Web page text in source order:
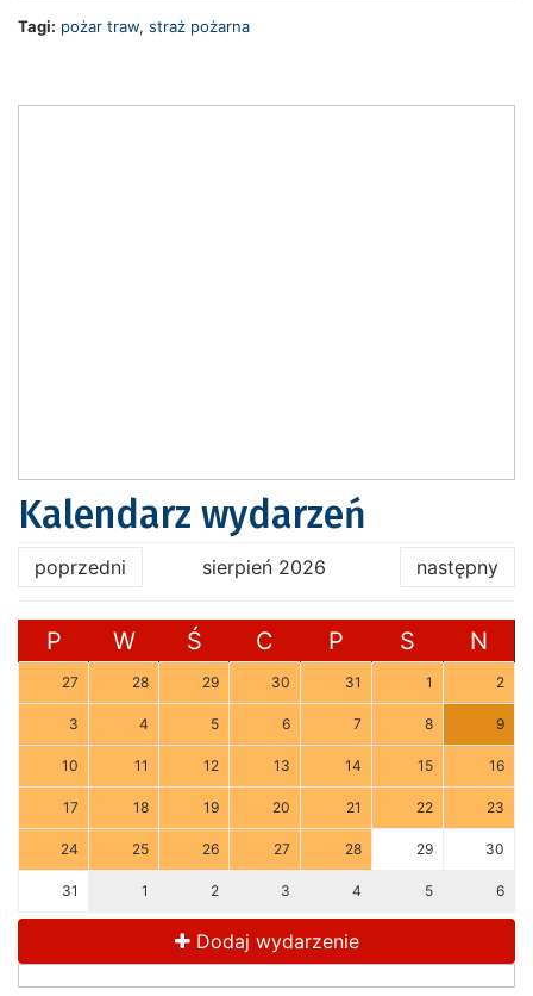
Tagi: pożar traw, straż pożarna
Kalendarz wydarzeń
poprzedni sierpień 2026 następny
P W Ś C P S N
27 28 29 30 31 1 2
3 4 5 6 7 8 9
10 11 12 13 14 15 16
17 18 19 20 21 22 23
24 25 26 27 28 29 30
31 1 2 3 4 5 6
Dodaj wydarzenie